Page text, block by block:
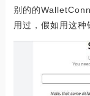
别的的
用过，假如用这种